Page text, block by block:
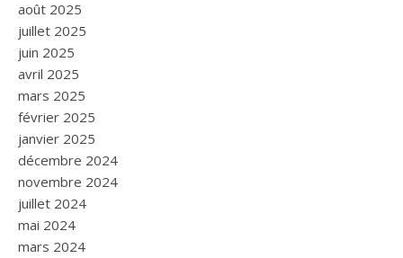
août 2025
juillet 2025
juin 2025
avril 2025
mars 2025
février 2025
janvier 2025
décembre 2024
novembre 2024
juillet 2024
mai 2024
mars 2024